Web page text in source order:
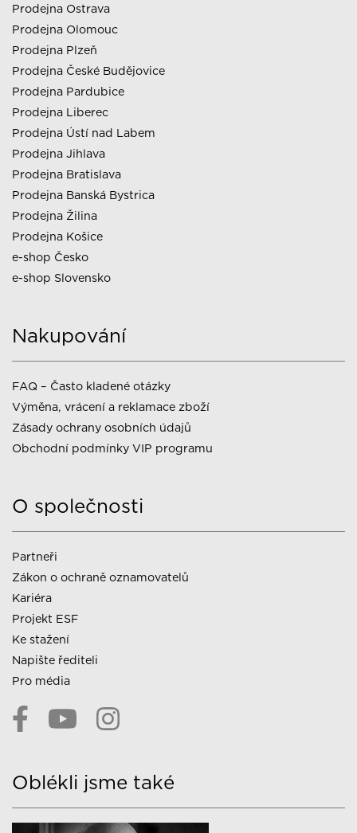
Prodejna Ostrava
Prodejna Olomouc
Prodejna Plzeň
Prodejna České Budějovice
Prodejna Pardubice
Prodejna Liberec
Prodejna Ústí nad Labem
Prodejna Jihlava
Prodejna Bratislava
Prodejna Banská Bystrica
Prodejna Žilina
Prodejna Košice
e-shop Česko
e-shop Slovensko
Nakupování
FAQ – Často kladené otázky
Výměna, vrácení a reklamace zboží
Zásady ochrany osobních údajů
Obchodní podmínky VIP programu
O společnosti
Partneři
Zákon o ochraně oznamovatelů
Kariéra
Projekt ESF
Ke stažení
Napište řediteli
Pro média
Oblékli jsme také